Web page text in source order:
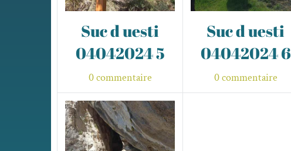
Suc d uesti
04042024 5
0 commentaire
Suc d uesti
04042024 6
0 commentaire